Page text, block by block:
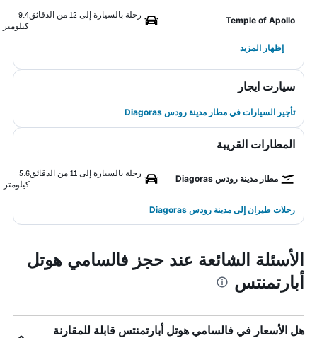
Temple of Apollo
رحلة بالسيارة إلى 12 من الدقائق
9.4
كيلومتر
إظهار المزيد
سيارت ايجار
تأجير السيارات في مطار مدينة رودس Diagoras
المطارات القريبة
مطار مدينة رودس Diagoras
رحلة بالسيارة إلى 11 من الدقائق
5.6
كيلومتر
رحلات طيران إلى مدينة رودس Diagoras
الأسئلة الشائعة عند حجز فالسامي هوتل
أبارتمنتس
هل الأسعار في فالسامي هوتل أبارتمنتس قابلة للمقارنة